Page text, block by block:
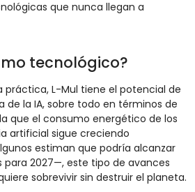
que nunca llegan a
tecnológico?
práctica, L-Mul tiene el potencial de
de la IA, sobre todo en términos de
que el consumo energético de los
artificial sigue creciendo
estiman que podría alcanzar
para 2027—, este tipo de avances
sobrevivir sin destruir el planeta.